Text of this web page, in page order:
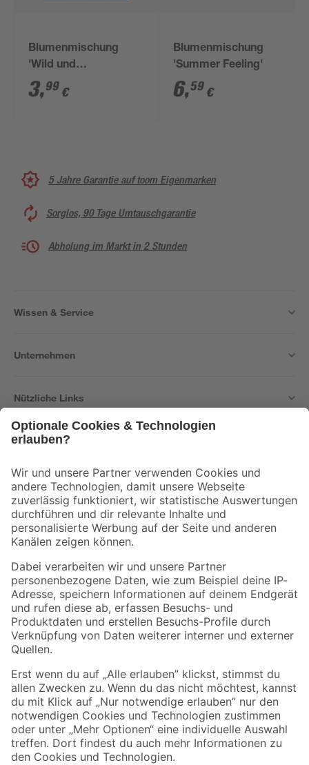
Blumenmischung
'Wild und
Gartenblumen'
3,99 €
Blumenmischung
'Summer Feeling'
6,59 €
5 Jahre Garantie auf toom Eigenmarken
Sorglos, 90 Tage Umtauschgarantie
Abholung im Markt in 2 Stunden
Wissen & Service
Unternehmen
Nützliche Links
Der toom Newsletter: Keine Angebote und Aktionen mehr verpassen!
Zur Newsletter Anmeldung
Folge uns
Zahlungsarten Versandarten
Sicher einkaufen
Jetzt die toom-App herunterladen